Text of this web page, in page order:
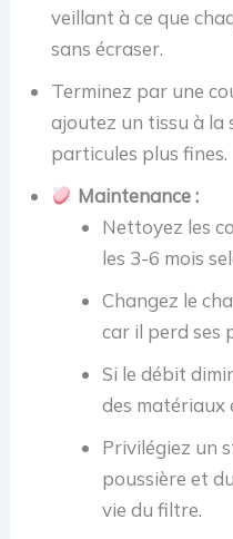
veillant à ce que
sans écraser.
Terminez par une
ajoutez un tissu à la
particules plus fines.
Maintenance :
Nettoyez les
les 3-6 mois
Changez le
car il perd ses
Si le débit
des matériaux
Privilégiez un
poussière et
vie du filtre.